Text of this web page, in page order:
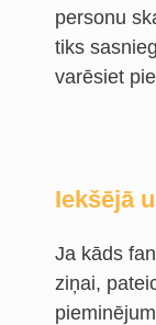
personu
tiks
varēsiet
Iekšējā
Ja kāds
ziņai,